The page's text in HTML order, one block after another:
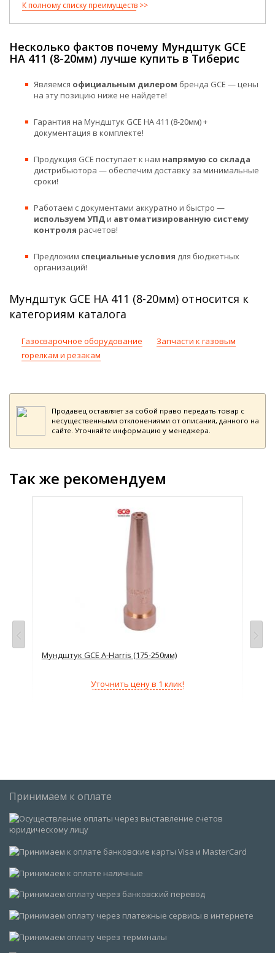
К полному списку преимуществ
Несколько фактов почему Мундштук GCE
HA 411 (8-20мм) лучше купить в Тиберис
Являемся официальным дилером бренда GCE — цены
на эту позицию ниже не найдете!
Гарантия на Мундштук GCE HA 411 (8-20мм) +
документация в комплекте!
Продукция GCE поступает к нам напрямую со склада
дистрибьютора — обеспечим доставку за минимальные
сроки!
Работаем с документами аккуратно и быстро —
используем УПДи автоматизированную систему
контроля расчетов!
Предложим специальные условия для бюджетных
организаций!
Мундштук GCE HA 411 (8-20мм) относится к
категориям каталога
Газосварочное оборудование
Запчасти к газовым
горелкам и резакам
Продавец оставляет за собой право передать товар с
несущественными отклонениями от описания, данного на
сайте. Уточняйте информацию у менеджера.
Так же рекомендуем
Мундштук GCE A-Harris (175-250мм)
Уточнить цену в 1 клик!
Принимаем к оплате